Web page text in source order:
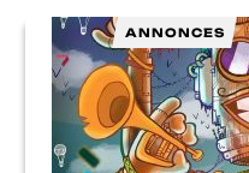
ANNONCES